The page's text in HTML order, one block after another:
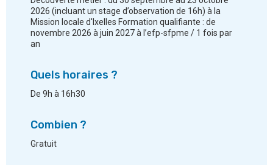
2026 (incluant un stage d’observation de 16h) à la
Mission locale d'Ixelles Formation qualifiante : de
novembre 2026 à juin 2027 à l’efp-sfpme / 1 fois par
an
Quels horaires ?
De 9h à 16h30
Combien ?
Gratuit